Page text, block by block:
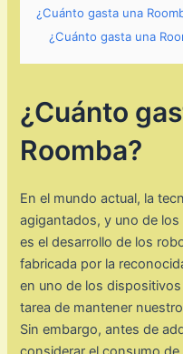
¿Cuánto gasta una
¿Cuánto gasta una
¿Cuánto
Roomba?
En el mundo actual, la
agigantados, y uno de
es el desarrollo de los
fabricada por la
en uno de los
tarea de mantener
Sin embargo, antes de